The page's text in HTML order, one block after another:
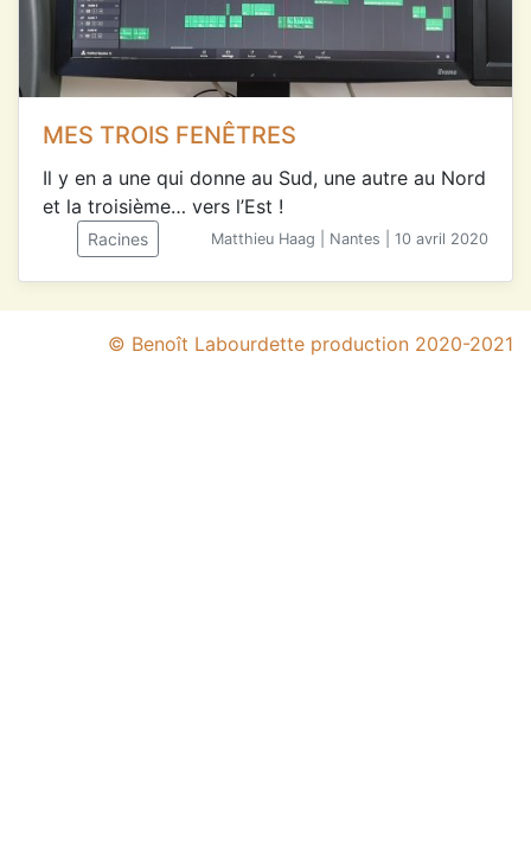
MES TROIS FENÊTRES
Il y en a une qui donne au Sud, une autre au Nord
et la troisième… vers l’Est !
Racines Matthieu Haag | Nantes | 10 avril 2020
© Benoît Labourdette production 2020-2021